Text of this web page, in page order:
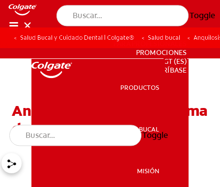
Toggle
SALUD BUCAL
PARA PROFESIONALES
PROMOCIONES
GT (ES)
SUSCRÍBASE
PRODUCTOS
SALUD BUCAL
MISIÓN
Toggle
Salud Bucal y Cuidado Dental | Colgate® Salud bucal
Anquilosis dental: problema
de los dientes de leche